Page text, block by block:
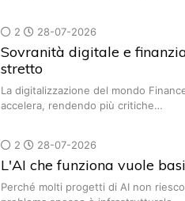
2 28-07-2026
Sovranità digitale e
stretto
La digitalizzazione del mondo
accelera, rendendo più critiche…
2 28-07-2026
L'AI che funziona vuole
Perché molti progetti di AI non